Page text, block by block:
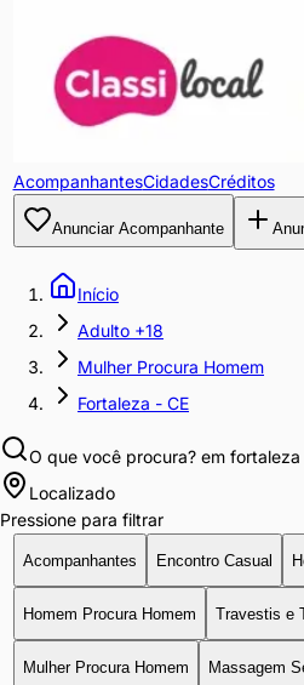
AcompanhantesCidadesCréditos
Anunciar Acompanhante
Início
Adulto +18
Mulher Procura Homem
Fortaleza - CE
O que você procura? em fortaleza
Localizado
Pressione para filtrar
Acompanhantes Encontro Casual
Homem Procura Homem Travestis e
Mulher Procura Homem Massagem